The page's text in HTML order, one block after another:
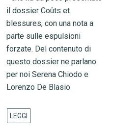
il dossier Coûts et
blessures, con una nota a
parte sulle espulsioni
forzate. Del contenuto di
questo dossier ne parlano
per noi Serena Chiodo e
Lorenzo De Blasio